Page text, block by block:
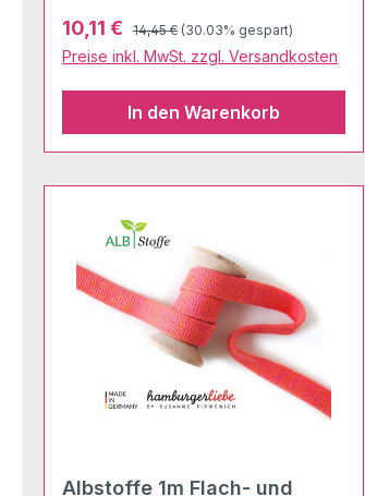
Verkaufspreis:
10,11 € Regulärer Preis:
14,45 € (30.03% gespart)
Preise inkl. MwSt. zzgl. Versandkosten
In den Warenkorb
Albstoffe 1m Flach- und